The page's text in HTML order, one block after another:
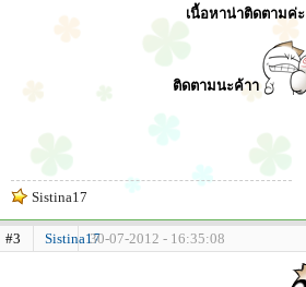
เนื้อหาน่าติดตามค่ะ
ติดตามนะค้าา
Sistina17
#3 Sistina1730-07-2012 - 16:35:08